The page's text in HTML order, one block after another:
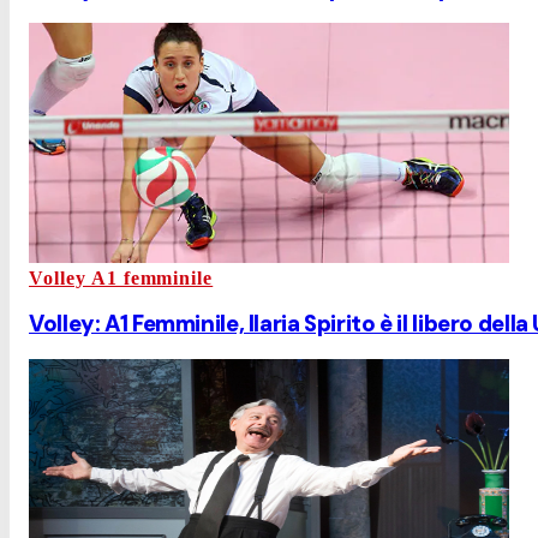
Volley A1 femminile
Volley: A1 Femminile, Ilaria Spirito è il libero della